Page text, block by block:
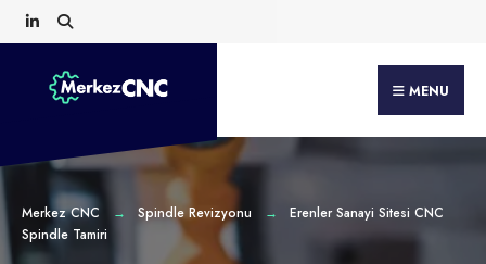
Skip
to
content
MENU
Merkez CNC Spindle Revizyonu
Erenler Sanayi Sitesi CNC
Spindle Tamiri
Search
for: